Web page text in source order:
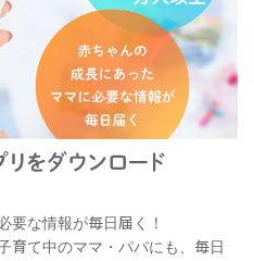
要な情報が毎日届く！
育て中のママ・パパにも、毎日